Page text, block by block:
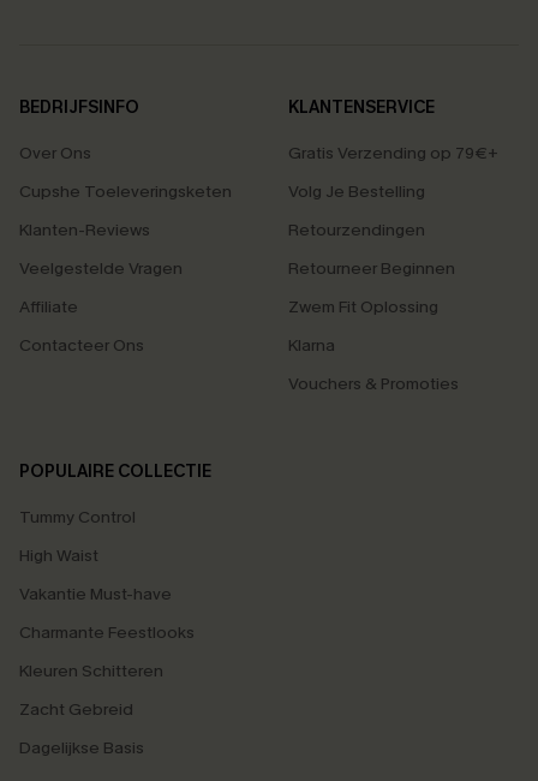
BEDRIJFSINFO
Over Ons
Cupshe Toeleveringsketen
Klanten-Reviews
Veelgestelde Vragen
Affiliate
Contacteer Ons
KLANTENSERVICE
Gratis Verzending op 79€+
Volg Je Bestelling
Retourzendingen
Retourneer Beginnen
Zwem Fit Oplossing
Klarna
Vouchers & Promoties
POPULAIRE COLLECTIE
Tummy Control
High Waist
Vakantie Must-have
Charmante Feestlooks
Kleuren Schitteren
Zacht Gebreid
Dagelijkse Basis